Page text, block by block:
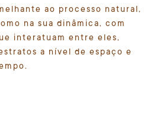
ao processo natural,
na sua dinâmica, com
interatuam entre eles,
a nível de espaço e